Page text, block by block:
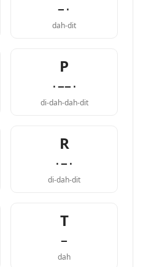
−·
dah-dit
P
·−−·
di-dah-dah-dit
R
·−·
di-dah-dit
T
−
dah